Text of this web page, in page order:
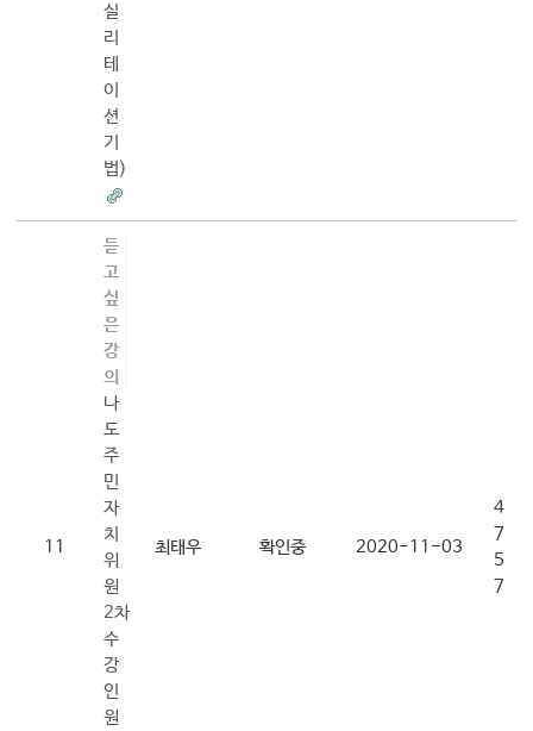
실
리
테
이
션
기
법)
11
듣
고
싶
은
강
의
나
도
주
민
자
치
위
원
2차
수
강
인
원
최태우 확인중 2020-11-03
4
7
5
7